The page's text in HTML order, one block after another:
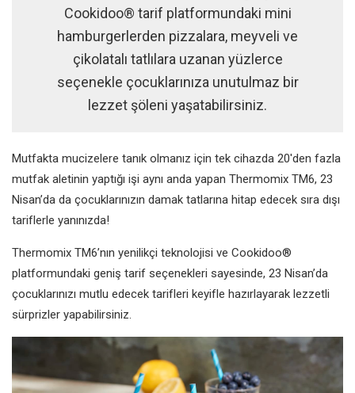
Cookidoo® tarif platformundaki mini
hamburgerlerden pizzalara, meyveli ve
çikolatalı tatlılara uzanan yüzlerce
seçenekle çocuklarınıza unutulmaz bir
lezzet şöleni yaşatabilirsiniz.
Mutfakta mucizelere tanık olmanız için tek cihazda 20'den fazla
mutfak aletinin yaptığı işi aynı anda yapan Thermomix TM6, 23
Nisan’da da çocuklarınızın damak tatlarına hitap edecek sıra dışı
tariflerle yanınızda!
Thermomix TM6’nın yenilikçi teknolojisi ve Cookidoo®
platformundaki geniş tarif seçenekleri sayesinde, 23 Nisan’da
çocuklarınızı mutlu edecek tarifleri keyifle hazırlayarak lezzetli
sürprizler yapabilirsiniz.